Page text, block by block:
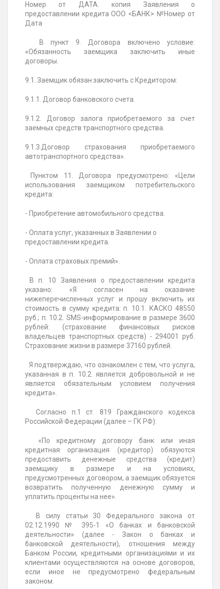
Номер от ДАТА. копия Заявления о
предоставлении кредита ООО <БАНК> №Номер от
Дата
В пункт 9. Договора включено условие:
«Обязанность заемщика заключить иные
договоры.
9.1. Заемщик обязан заключить с Кредитором:
9.1.1. Договор банковского счета.
9.1.2. Договор залога приобретаемого за счет
заемных средств транспортного средства.
9.1.3.Договор страхования приобретаемого
автотранспортного средства».
Пунктом 11. Договора предусмотрено: «Цели
использования заемщиком потребительского
кредита:
- Приобретение автомобильного средства.
- Оплата услуг, указанных в Заявлении о
предоставлении кредита.
- Оплата страховых премий».
В п. 10 Заявления о предоставлении кредита
указано: «Я согласен на оказание
нижеперечисленных услуг и прошу включить их
стоимость в сумму кредита: п. 10.1. КАСКО 48550
руб.; п. 10.2. SMS-информирование в размере 3600
рублей: (страхование финансовых рисков
владельцев транспортных средств) - 294001 руб.
Страхование жизни в размере 37160 рублей.
Я подтверждаю, что ознакомлен с тем, что услуга,
указанная в п. 10.2. является добровольной и не
является обязательным условием получения
кредита».
Согласно п.1 ст. 819 Гражданского кодекса
Российской Федерации (далее – ГК РФ):
«По кредитному договору банк или иная
кредитная организация (кредитор) обязуются
предоставить денежные средства (кредит)
заемщику в размере и на условиях,
предусмотренных договором, а заемщик обязуется
возвратить полученную денежную сумму и
уплатить проценты на нее».
В силу статьи 30 Федерального закона от
02.12.1990 № 395-1 «О банках и банковской
деятельности» (далее - Закон о банках и
банковской деятельности), отношения между
Банком России, кредитными организациями и их
клиентами осуществляются на основе договоров,
если иное не предусмотрено федеральным
законом.